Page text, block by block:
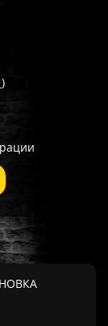
)